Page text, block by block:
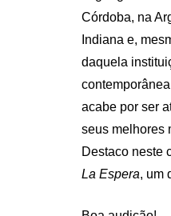
Córdoba, na
Indiana e,
daquela
acabe por ser
seus melhores
Destaco neste
La Espera, um